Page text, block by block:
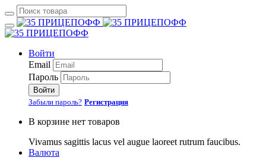
Войти
Email
Пароль
Войти
Забыли пароль? Регистрация
В корзине нет товаров
Vivamus sagittis lacus vel augue laoreet rutrum faucibus.
Валюта